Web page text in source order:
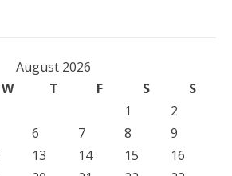
August 2026
W T F S
S
1
2
6 7 8
9
13 14 15
16